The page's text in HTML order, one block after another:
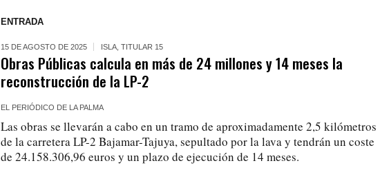
ENTRADA
15 DE AGOSTO DE 2025 ISLA ,TITULAR 15
Obras Públicas calcula en más de 24 millones y 14 meses la
reconstrucción de la LP-2
EL PERIÓDICO DE LA PALMA
Las obras se llevarán a cabo en un tramo de aproximadamente 2,5 kilómetros
de la carretera LP-2 Bajamar-Tajuya, sepultado por la lava y tendrán un coste
de 24.158.306,96 euros y un plazo de ejecución de 14 meses.